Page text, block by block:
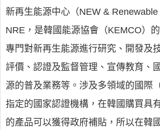
新再生能源中心（NEW &
NRE，是韓國能源協會（KEMCO）
專門對新再生能源進行研究、開發及
評價、認證及監督管理、宣傳教育、
源的普及業務等。涉及多領域的國際
指定的國家認證機構，在韓國購買具
的產品可以獲得政府補貼，所以在韓